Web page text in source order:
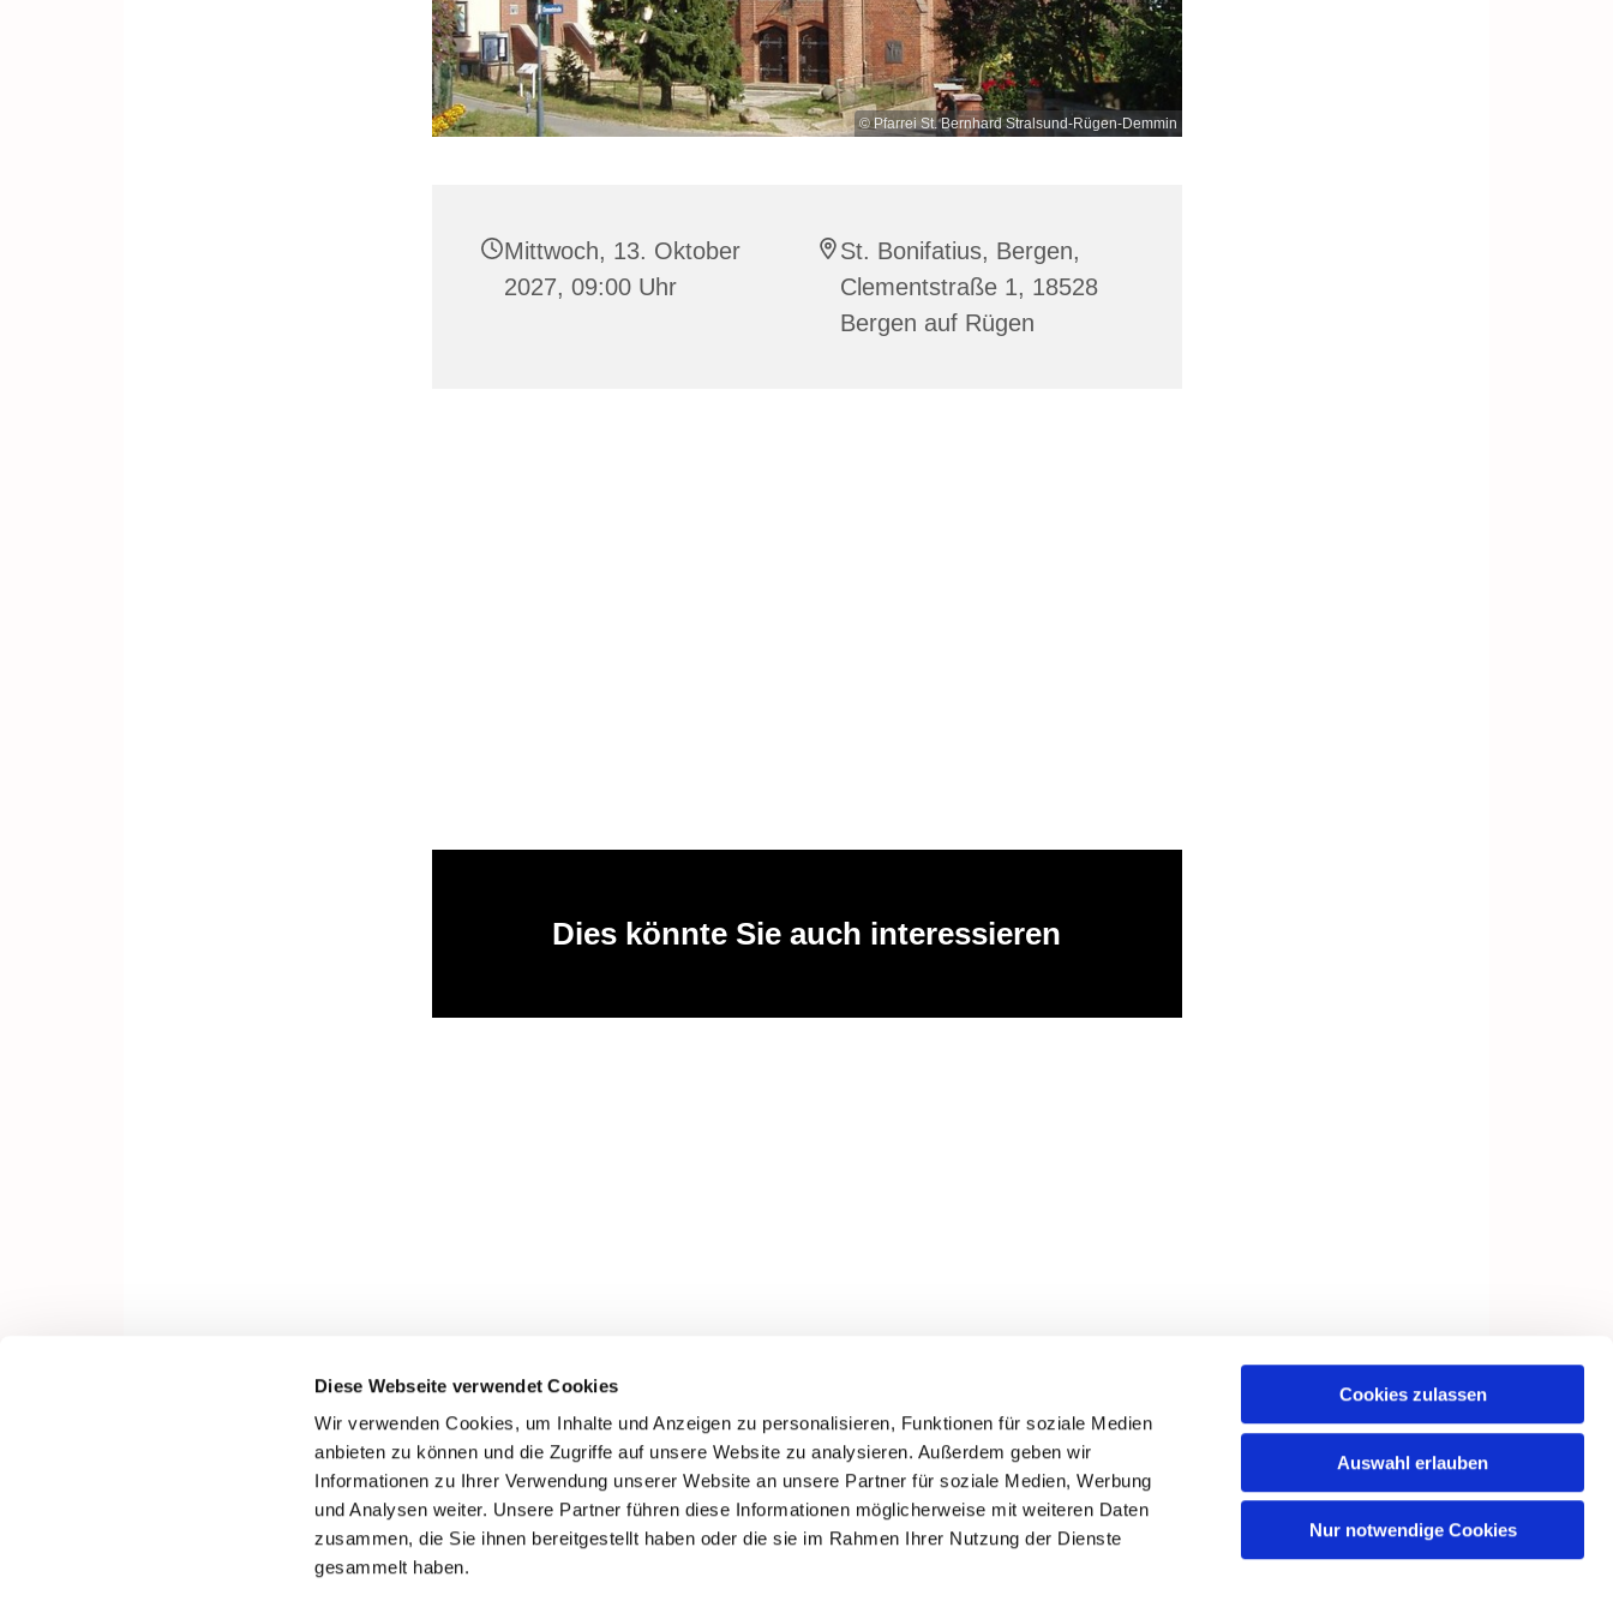
Diese Webseite verwendet Cookies
Wir verwenden Cookies, um Inhalte und Anzeigen zu personalisieren, Funktionen für soziale Medien
anbieten zu können und die Zugriffe auf unsere Website zu analysieren. Außerdem geben wir
Informationen zu Ihrer Verwendung unserer Website an unsere Partner für soziale Medien, Werbung
und Analysen weiter. Unsere Partner führen diese Informationen möglicherweise mit weiteren Daten
zusammen, die Sie ihnen bereitgestellt haben oder die sie im Rahmen Ihrer Nutzung der Dienste
gesammelt haben.
Cookies zulassen
Auswahl erlauben
Nur notwendige Cookies
© Pfarrei St. Bernhard Stralsund-Rügen-Demmin
Mittwoch, 13. Oktober
2027, 09:00 Uhr
St. Bonifatius, Bergen,
Clementstraße 1, 18528
Bergen auf Rügen
Dies könnte Sie auch interessieren